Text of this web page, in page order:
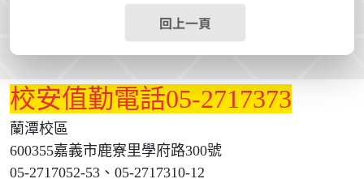
回上一頁
校安值勤電話05-2717373
蘭潭校區
600355嘉義市鹿寮里學府路300號
05-2717052-53、05-2717310-12